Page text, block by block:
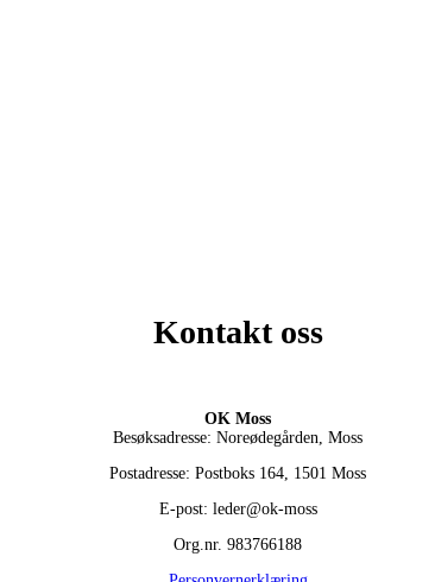
Kontakt oss
OK Moss
Besøksadresse: Noreødegården, Moss
Postadresse: Postboks 164, 1501 Moss
E-post: leder@ok-moss
Org.nr. 983766188